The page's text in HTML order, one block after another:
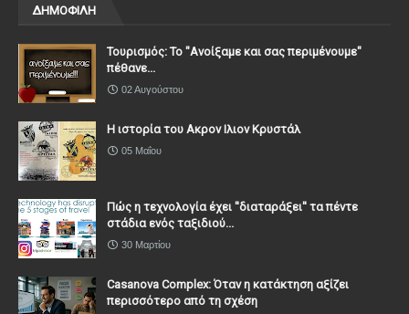
ΔΗΜΟΦΙΛΗ
Τουρισμός: Το "Ανοίξαμε και σας περιμένουμε"
πέθανε...
02 Αυγούστου
Η ιστορία του Ακρον Ιλιον Κρυστάλ
05 Μαΐου
Πώς η τεχνολογία έχει ''διαταράξει'' τα πέντε
στάδια ενός ταξιδιού...
30 Μαρτίου
Casanova Complex: Όταν η κατάκτηση αξίζει
περισσότερο από τη σχέση